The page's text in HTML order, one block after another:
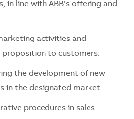
in line with ABB’s offering and
activities and
proposition to customers.
the development of new
in the designated market.
procedures in sales